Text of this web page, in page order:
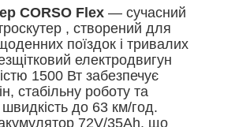
CORSO Flex — сучасний
, створений для
поїздок і тривалих
електродвигун
1500 Вт забезпечує
стабільну роботу та
до 63 км/год.
72V/35Ah, що